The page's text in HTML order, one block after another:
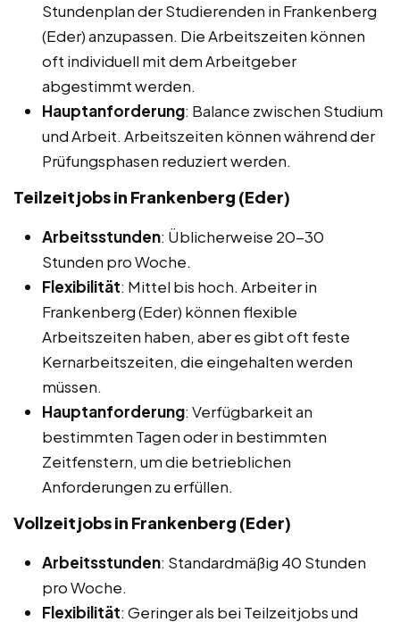
Stundenplan der Studierenden in Frankenberg
(Eder) anzupassen. Die Arbeitszeiten können
oft individuell mit dem Arbeitgeber
abgestimmt werden.
Hauptanforderung: Balance zwischen Studium
und Arbeit. Arbeitszeiten können während der
Prüfungsphasen reduziert werden.
Teilzeitjobs in Frankenberg (Eder)
Arbeitsstunden: Üblicherweise 20-30
Stunden pro Woche.
Flexibilität: Mittel bis hoch. Arbeiter in
Frankenberg (Eder) können flexible
Arbeitszeiten haben, aber es gibt oft feste
Kernarbeitszeiten, die eingehalten werden
müssen.
Hauptanforderung: Verfügbarkeit an
bestimmten Tagen oder in bestimmten
Zeitfenstern, um die betrieblichen
Anforderungen zu erfüllen.
Vollzeitjobs in Frankenberg (Eder)
Arbeitsstunden: Standardmäßig 40 Stunden
pro Woche.
Flexibilität: Geringer als bei Teilzeitjobs und